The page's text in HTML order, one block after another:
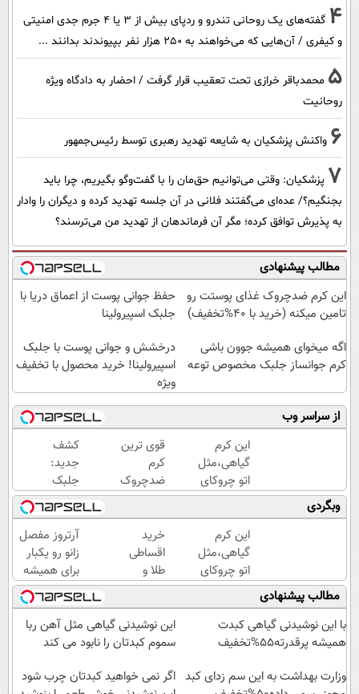
4
گفته‌های یک روحانی تندرو و ردپای بیش از ۳ یا ۴ جرم جدی امنیتی
و کیفری / آن‌هایی که می‌خواهند به ۲۵۰ هزار نفر بپیوندند بدانند ...
5 محمدباقر خرازی تحت تعقیب قرار گرفت / احضار به دادگاه ویژه
روحانیت
6 واکنش پزشکیان به شایعه تهدید رهبری توسط رئیس‌جمهور
7 پزشکیان: وقتی می‌توانیم حق‌مان را با گفت‌وگو بگیریم، چرا باید
بجنگیم؟/ عده‌ای می‌گفتند فلانی در آن جلسه تهدید کرده و دیگران را وادار
به پذیرش توافق کرده؛ مگر آن فرماندهان از تهدید من می‌ترسند؟
مطالب پیشنهادی
این کرم ضدچروک غذای پوستت رو
تامین میکنه (خرید با 40%تخفیف)
حفظ جوانی پوست از اعماق دریا با
جلبک اسپیرولینا
اگه میخوای همیشه جوون باشی
کرم جوانساز جلبک مخصوص توعه
درخشش و جوانی پوست با جلبک
اسپیرولینا! خرید محصول با تخفیف
ویژه
از سراسر وب
این کرم
گیاهی،مثل
اتو چروکای
پوستتوصاف
میکنه!50%تخفیف
قوی ترین
کرم
ضدچروک
گیاهی!
تحت
لیسانس
آلمان
(40%تخفیف
زمستانی)
کشف
جدید:
جلبک
اسپیرولینا
پیری را
متوقف
می
کند50%تخفیف
وبگردی
این کرم
گیاهی،مثل
اتو چروکای
پوستتوصاف
میکنه!50%تخفیف
خرید
اقساطی
طلا و
گوشی
فقط با
یک برگ
چک
آرتروز مفصل
زانو رو یکبار
برای همیشه
درمان کن!
◗پرسش‌نامه◖
مطالب پیشنهادی
با این نوشیدنی گیاهی کبدت
همیشه پرقدرته55%تخفیف
این نوشیدنی گیاهی مثل آهن ربا
سموم کبدتان را نابود می کند
وزارت بهداشت به این سم زدای کبد اگر نمی خواهید کبدتان چرب شود